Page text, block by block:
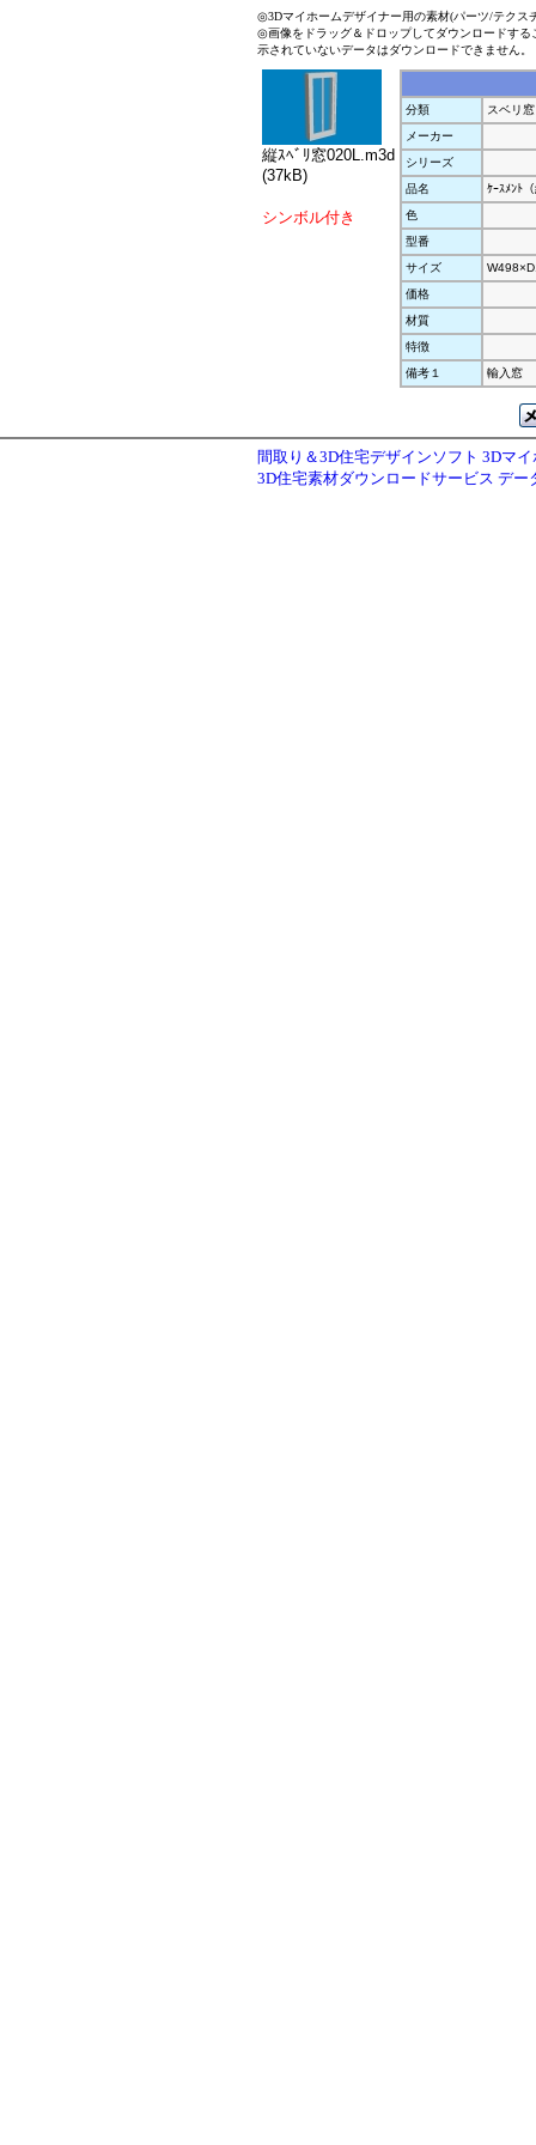
◎3Dマイホームデザイナー用の素材(パーツ/テクス
◎画像をドラッグ＆ドロップしてダウンロードす
示されていないデータはダウンロードできません。
縦ｽﾍﾞﾘ窓020L.m3d
(37kB)
シンボル付き
分類
スベリ窓
メーカー
シリーズ
品名
ｹｰｽﾒﾝﾄ
色
型番
サイズ
価格
材質
特徴
備考１
輸入窓
間取り＆3D住宅デザインソフト 3Dマ
3D住宅素材ダウンロードサービス デー